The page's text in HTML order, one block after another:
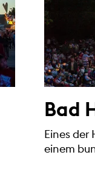
Bad
Eines
einem